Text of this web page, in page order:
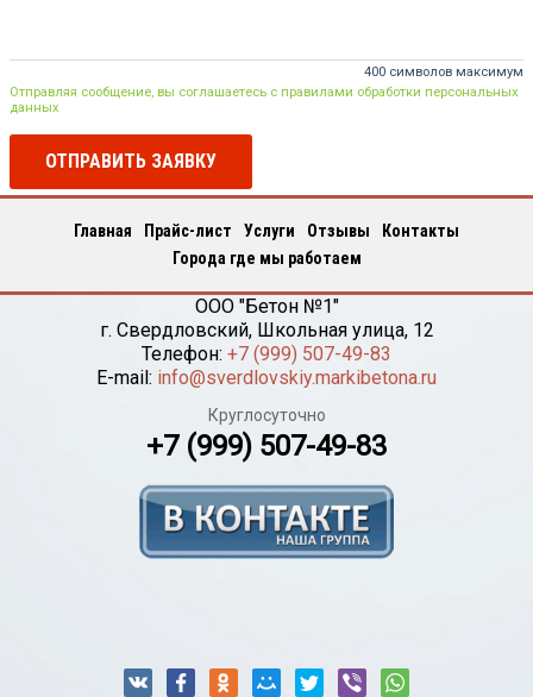
400 символов максимум
Отправляя сообщение, вы соглашаетесь с правилами обработки персональных
данных
ОТПРАВИТЬ ЗАЯВКУ
Главная Прайс-лист Услуги Отзывы
Контакты
Города где мы работаем
ООО "Бетон №1"
г. Свердловский, Школьная улица, 12
Телефон: +7 (999) 507-49-83
E-mail: info@sverdlovskiy.markibetona.ru
Круглосуточно
+7 (999) 507-49-83